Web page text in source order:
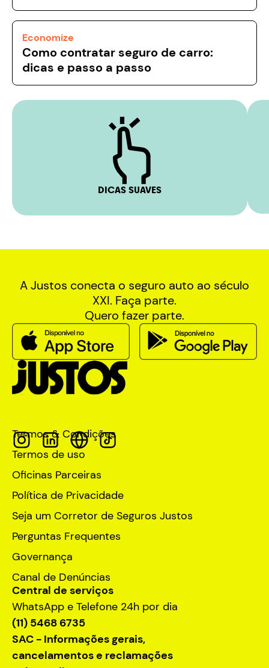
Economize
Como contratar seguro de carro:
dicas e passo a passo
DICAS SUAVES
A Justos conecta o seguro auto ao século
XXI. Faça parte.
Quero fazer parte.
Termos & Condições
Termos de uso
Oficinas Parceiras
Política de Privacidade
Seja um Corretor de Seguros Justos
Perguntas Frequentes
Governança
Canal de Denúncias
Central de serviços
WhatsApp e Telefone 24h por dia
(11) 5468 6735
SAC - Informações gerais,
cancelamentos e reclamações